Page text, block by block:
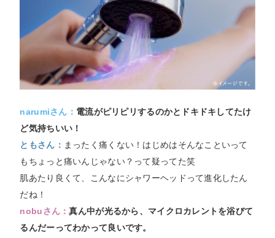
narumiさん： 電流がピリピリするのかとドキドキしてたけ
ど気持ちいい！
ともさん： まったく痛くない！はじめはそんなこといって
もちょっと痛いんじゃない？って疑ってた笑
肌あたり良くて、こんなにシャワーヘッドって進化したん
だね！
nobuさん：真ん中が光るから、マイクロカレントを浴びて
るんだーってわかって良いです。